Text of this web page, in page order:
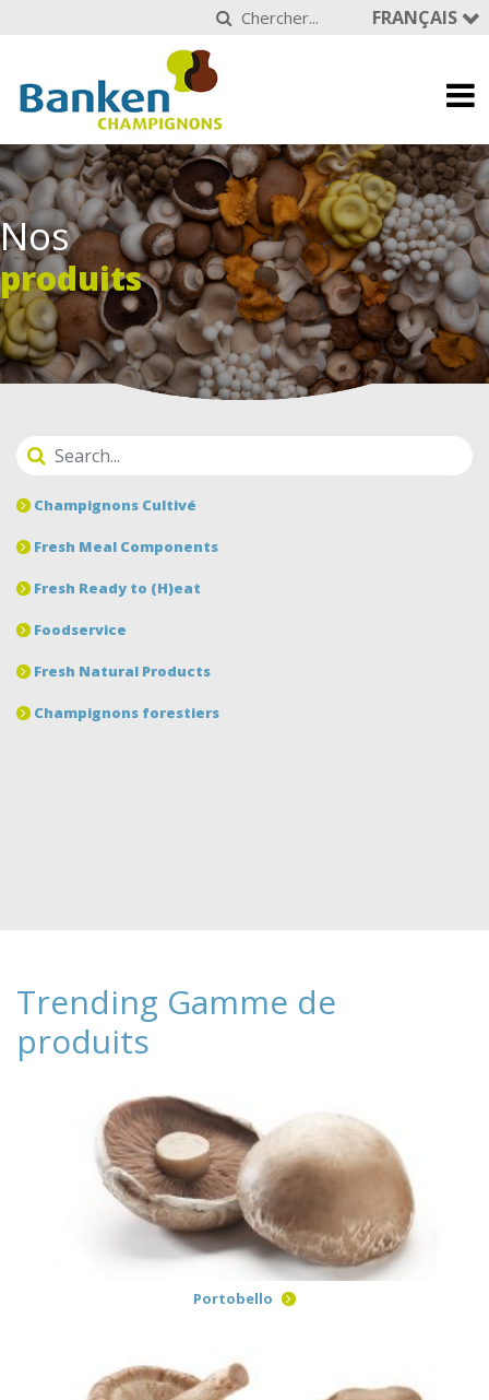
FRANÇAIS
Nos
produits
Champignons Cultivé
Fresh Meal Components
Fresh Ready to (H)eat
Foodservice
Fresh Natural Products
Champignons forestiers
Trending Gamme de
produits
Portobello